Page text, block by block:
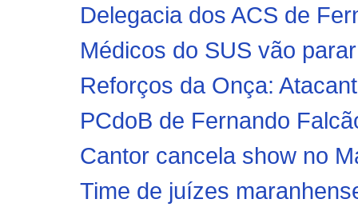
Delegacia dos ACS de
Médicos do SUS vão
Reforços da Onça:
PCdoB de Fernando
Cantor cancela show no
Time de juízes